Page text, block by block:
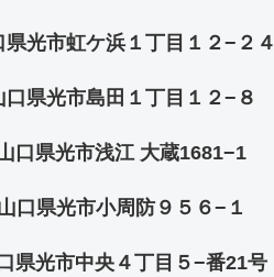
光市虹ケ浜１丁目１２−２４
口県光市島田１丁目１２−８
口県光市浅江 大蔵1681−1
口県光市小周防９５６−１
県光市中央４丁目５−番21号